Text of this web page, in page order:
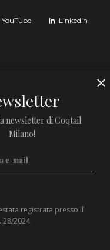
YouTube Linkedin
newsletter di Coqtail
Milano!
Privacy Policyregistrata presso il
28/2024